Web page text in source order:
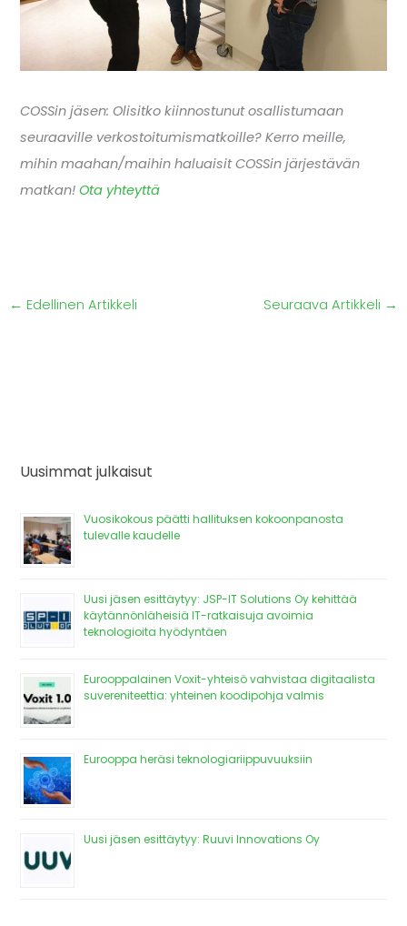
COSSin jäsen: Olisitko kiinnostunut osallistumaan
seuraaville verkostoitumismatkoille? Kerro meille,
mihin maahan/maihin haluaisit COSSin järjestävän
matkan!Ota yhteyttä
← Edellinen Artikkeli Seuraava Artikkeli →
Uusimmat julkaisut
Vuosikokous päätti hallituksen kokoonpanosta
tulevalle kaudelle
Uusi jäsen esittäytyy: JSP-IT Solutions Oy kehittää
käytännönläheisiä IT-ratkaisuja avoimia
teknologioita hyödyntäen
Eurooppalainen Voxit-yhteisö vahvistaa digitaalista
suvereniteettia: yhteinen koodipohja valmis
Eurooppa heräsi teknologiariippuvuuksiin
Uusi jäsen esittäytyy: Ruuvi Innovations Oy